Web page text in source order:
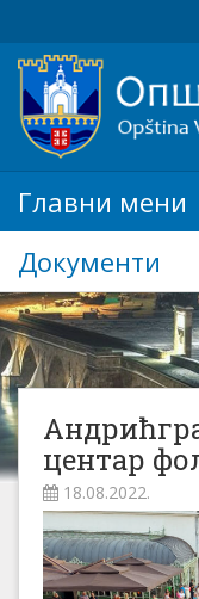
Главни мени
Документи
центар
18.08.2022.